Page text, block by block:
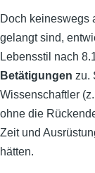
Doch keineswegs
gelangt sind,
Lebensstil nach
Betätigungen zu.
Wissenschaftler
ohne die
Zeit und
hätten.